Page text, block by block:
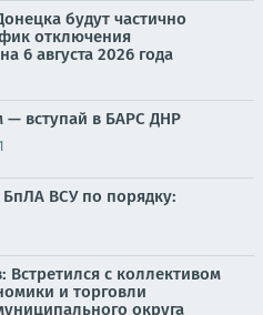
будут частично
отключения
6 августа 2026 года
— вступай в БАРС ДНР
ВСУ по порядку:
Встретился с коллективом
и торговли
округа